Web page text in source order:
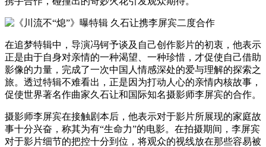
在追梦特辑中，导演冯钶予谈及自己创作影片的初衷，他表示
正是由于自身对亲情的一种渴望、一种珍惜，才促使自己借助
影像的力量，完成了一次中国人情感深处的爱与理解的探索之
旅。透过特辑不难看出，正是因为打动人心的亲情内核故事，
促使世界著名作曲家久石让和国际知名摄影师李屏宾的合作。
摄影师李屏宾在接触剧本后，他表示对于影片所展现的家庭故
事十分兴奋，称其为有“生命力”的电影。在拍摄期间，李屏宾
对于影片细节的把控十分到位，将观众的视线放在那些容易被